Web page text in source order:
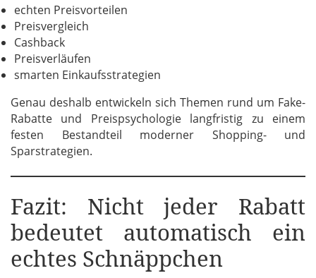
echten Preisvorteilen
Preisvergleich
Cashback
Preisverläufen
smarten Einkaufsstrategien
Genau deshalb entwickeln sich Themen rund um Fake-
Rabatte und Preispsychologie langfristig zu einem
festen Bestandteil moderner Shopping- und
Sparstrategien.
Fazit: Nicht jeder Rabatt
bedeutet automatisch ein
echtes Schnäppchen